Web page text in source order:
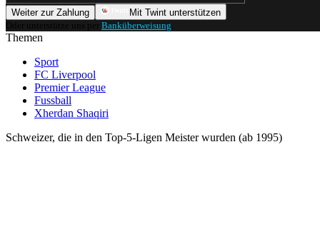
Weiter zur Zahlung
Mit Twint unterstützen
Oder unterstütze uns per Banküberweisung
Themen
Sport
FC Liverpool
Premier League
Fussball
Xherdan Shaqiri
Schweizer, die in den Top-5-Ligen Meister wurden (ab 1995)